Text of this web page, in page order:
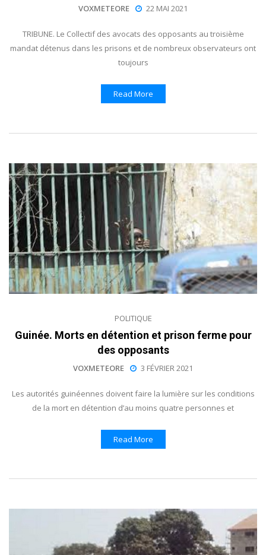
VOXMETEORE 22 MAI 2021
TRIBUNE. Le Collectif des avocats des opposants au troisième
mandat détenus dans les prisons et de nombreux observateurs ont
toujours
Read More
POLITIQUE
Guinée. Morts en détention et prison ferme pour
des opposants
VOXMETEORE 3 FÉVRIER 2021
Les autorités guinéennes doivent faire la lumière sur les conditions
de la mort en détention d’au moins quatre personnes et
Read More